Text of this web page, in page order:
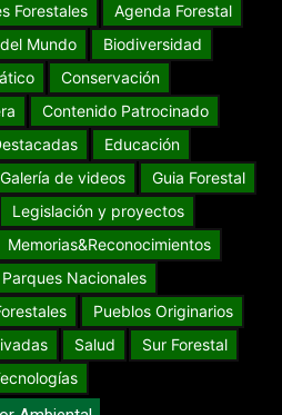
Forestales
Agenda Forestal
Mundo
Biodiversidad
Conservación
Contenido Patrocinado
Educación
Galería de videos
Guia Forestal
Legislación y proyectos
Memorias&Reconocimientos
Parques Nacionales
Pueblos Originarios
Salud
Sur Forestal